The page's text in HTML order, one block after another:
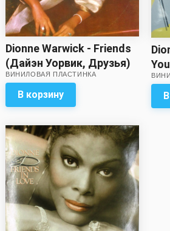
Dionne Warwick - Friends
(Дайэн Уорвик, Друзья)
ВИНИЛОВАЯ ПЛАСТИНКА
В корзину